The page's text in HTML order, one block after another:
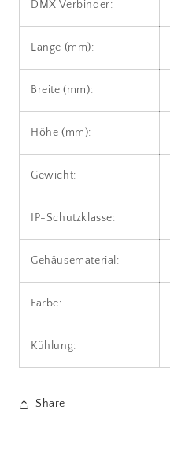
DMX Verbinder:
Länge (mm):
Breite (mm):
Höhe (mm):
Gewicht:
IP-Schutzklasse:
Gehäusematerial:
Farbe:
Kühlung:
Share